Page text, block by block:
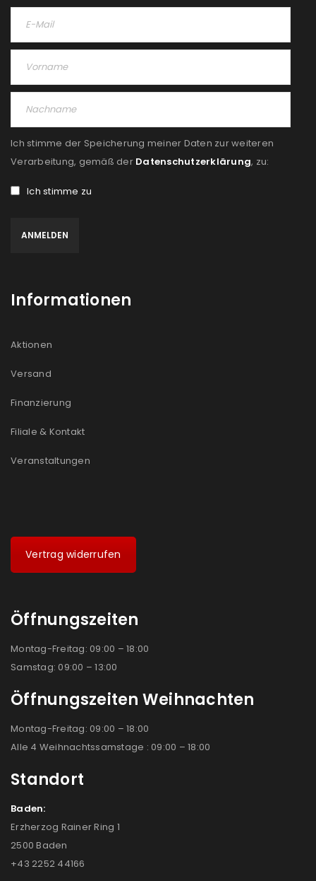
Ich stimme der Speicherung meiner Daten zur weiteren
Verarbeitung, gemäß der Datenschutzerklärung, zu:
Ich stimme zu
Informationen
Aktionen
Versand
Finanzierung
Filiale & Kontakt
Veranstaltungen
Vertrag widerrufen
Öffnungszeiten
Montag-Freitag: 09:00 – 18:00
Samstag: 09:00 – 13:00
Öffnungszeiten Weihnachten
Montag-Freitag: 09:00 – 18:00
Alle 4 Weihnachtssamstage : 09:00 – 18:00
Standort
Baden:
Erzherzog Rainer Ring 1
2500 Baden
+43 2252 44166